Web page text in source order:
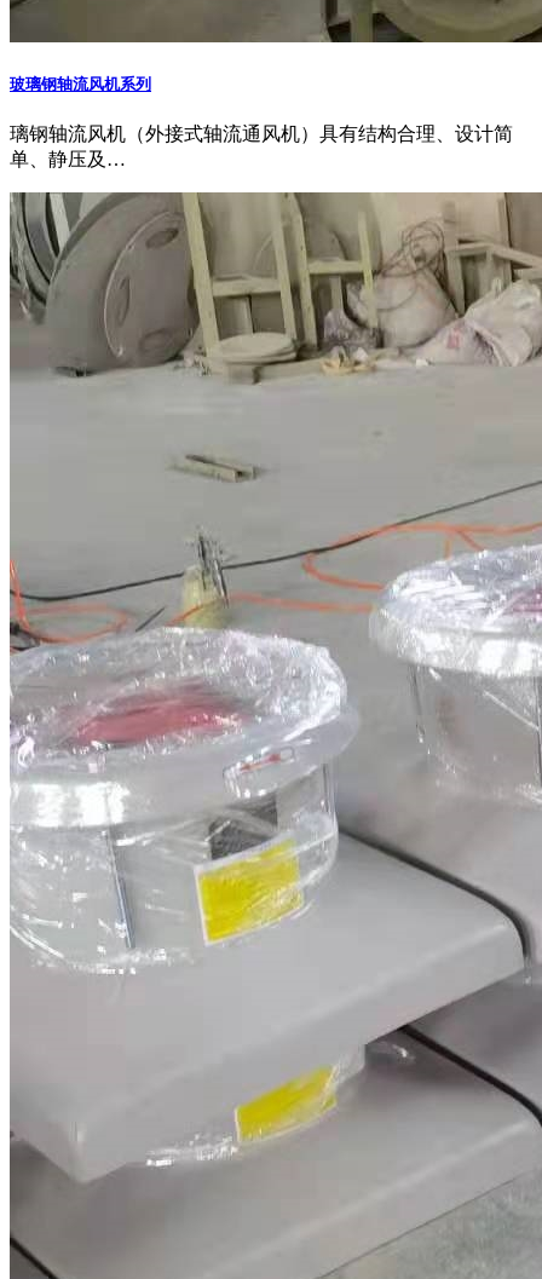
玻璃钢轴流风机系列
璃钢轴流风机（外接式轴流通风机）具有结构合理、设计简
单、静压及…